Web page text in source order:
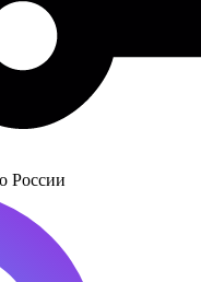
России